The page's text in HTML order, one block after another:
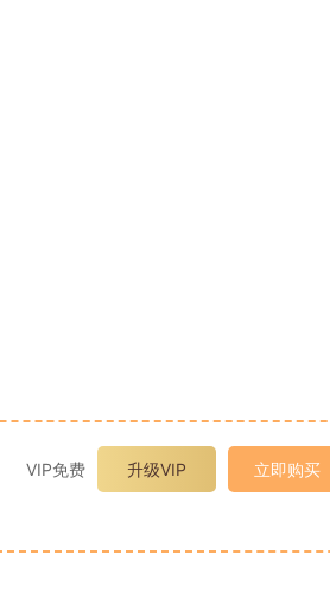
VIP免费 升级VIP 立即购买